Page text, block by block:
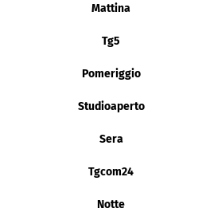
Mattina
Tg5
Pomeriggio
Studioaperto
Sera
Tgcom24
Notte